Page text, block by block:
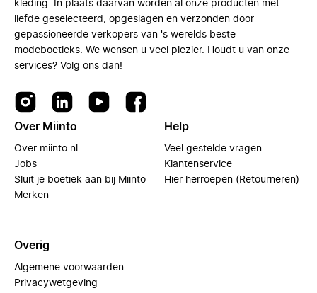
kleding. In plaats daarvan worden al onze producten met
liefde geselecteerd, opgeslagen en verzonden door
gepassioneerde verkopers van 's werelds beste
modeboetieks. We wensen u veel plezier. Houdt u van onze
services? Volg ons dan!
Over Miinto
Over miinto.nl
Jobs
Sluit je boetiek aan bij Miinto
Merken
Help
Veel gestelde vragen
Klantenservice
Hier herroepen (Retourneren)
Overig
Algemene voorwaarden
Privacywetgeving